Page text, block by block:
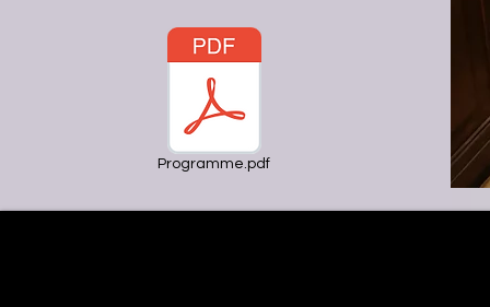
Programme.pdf